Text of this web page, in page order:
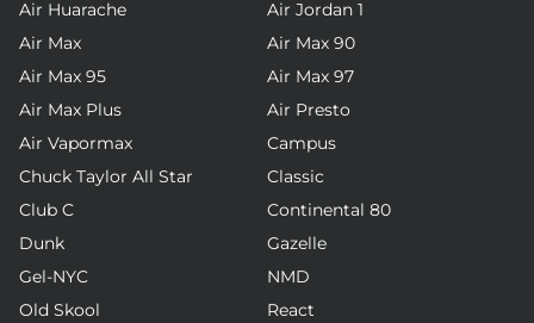
Air Huarache
Air Jordan 1
Air Max
Air Max 90
Air Max 95
Air Max 97
Air Max Plus
Air Presto
Air Vapormax
Campus
Chuck Taylor All Star
Classic
Club C
Continental 80
Dunk
Gazelle
Gel-NYC
NMD
Old Skool
React